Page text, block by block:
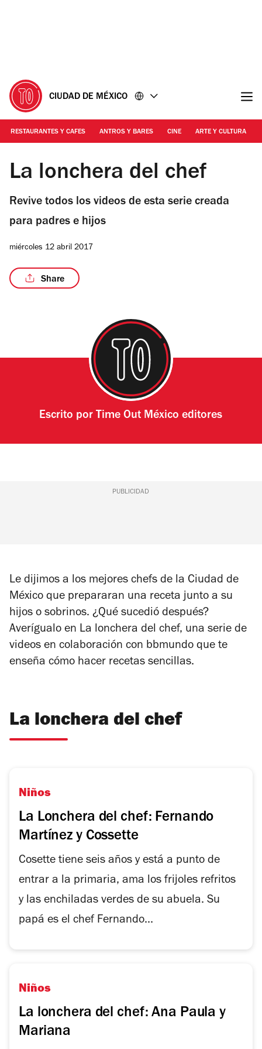
CIUDAD DE MÉXICO
RESTAURANTES Y CAFES ANTROS Y BARES CINE ARTE Y CULTURA
Foto: Time Out México/Alejandra Villegas
La lonchera del chef
Revive todos los videos de esta serie creada
para padres e hijos
miércoles 12 abril 2017
Share
Escrito por Time Out México editores
PUBLICIDAD
Le dijimos a los mejores chefs de la Ciudad de
México que prepararan una receta junto a su
hijos o sobrinos. ¿Qué sucedió después?
Averígualo en La lonchera del chef, una serie de
videos en colaboración con bbmundo que te
enseña cómo hacer recetas sencillas.
La lonchera del chef
Niños
La Lonchera del chef: Fernando
Martínez y Cossette
Cosette tiene seis años y está a punto de
entrar a la primaria, ama los frijoles refritos
y las enchiladas verdes de su abuela. Su
papá es el chef Fernando...
Niños
La lonchera del chef: Ana Paula y
Mariana